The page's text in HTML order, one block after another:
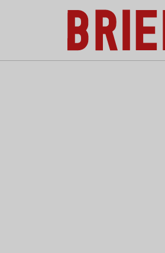
Briefing: Todas as